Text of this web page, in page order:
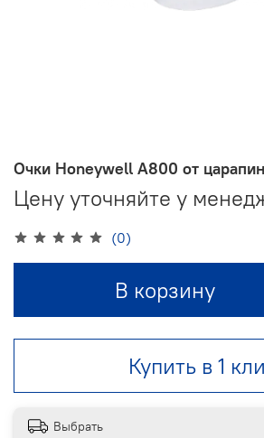
(0)
Очки Honeywell А800 от царапин
Цену уточняйте у
В корзину
Купить в 1
Выбрать